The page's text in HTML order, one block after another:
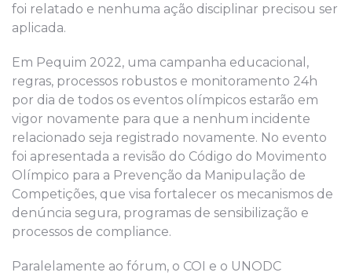
foi relatado e nenhuma ação disciplinar precisou ser
aplicada.
Em Pequim 2022, uma campanha educacional,
regras, processos robustos e monitoramento 24h
por dia de todos os eventos olímpicos estarão em
vigor novamente para que a nenhum incidente
relacionado seja registrado novamente. No evento
foi apresentada a revisão do Código do Movimento
Olímpico para a Prevenção da Manipulação de
Competições, que visa fortalecer os mecanismos de
denúncia segura, programas de sensibilização e
processos de compliance.
Paralelamente ao fórum, o COI e o UNODC